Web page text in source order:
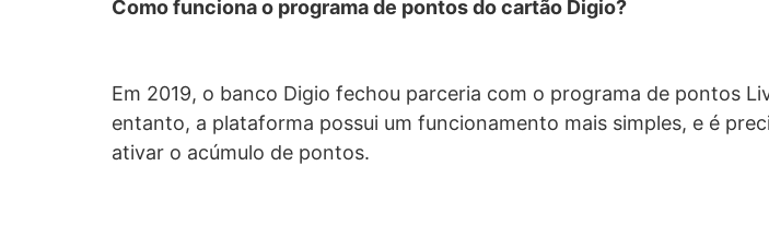
Como funciona o programa de pontos do cartão Digio?
Em 2019, o banco Digio fechou parceria com o programa de pontos
entanto, a plataforma possui um funcionamento mais simples, e é
ativar o acúmulo de pontos.